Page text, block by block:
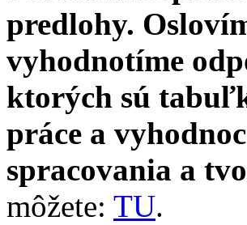
predlohy.
vyhodnotíme
ktorých sú
práce a
spracovania a
môžete: TU.